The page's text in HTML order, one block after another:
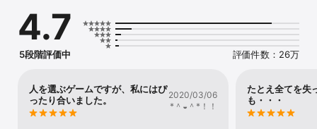
『Dear Van Gogh 親愛なるファン・ゴッホへ 』は彼だけではな
く、彼らの物語。
ことのできた光り輝く夜空まで、ゴッホの著名な絵画を舞台にどこ
までも美しい世界を探索しに行きましょう。ゴッホ特有の力強く表
現力豊かな筆致で描かれた風景はどれも、彼がキャンバスに込めた
4.7
5段階評価中 評価件数：26万
人を選ぶゲームですが、私にはぴ
ったり合いました。
2020/03/06
*＾◒＾*！！
たとえ全てを失
も・・・